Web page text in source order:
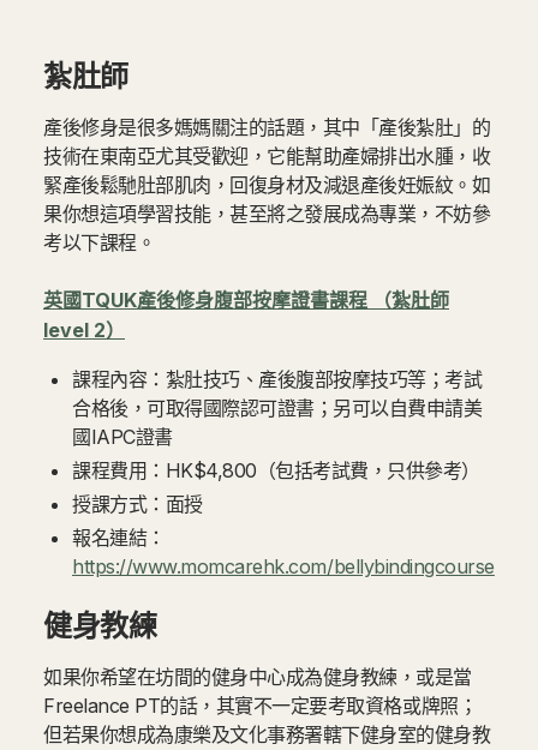
紮肚師
產後修身是很多媽媽關注的話題，其中「產後紮肚」的
技術在東南亞尤其受歡迎，它能幫助產婦排出水腫，收
緊產後鬆馳肚部肌肉，回復身材及減退產後妊娠紋。如
果你想這項學習技能，甚至將之發展成為專業，不妨參
考以下課程。
英國TQUK產後修身腹部按摩證書課程 （紮肚師
level 2）
課程內容：紮肚技巧、產後腹部按摩技巧等；考試
合格後，可取得國際認可證書；另可以自費申請美
國IAPC證書
課程費用：HK$4,800（包括考試費，只供參考）
授課方式：面授
報名連結：
https://www.momcarehk.com/bellybindingcourse
健身教練
如果你希望在坊間的健身中心成為健身教練，或是當
Freelance PT的話，其實不一定要考取資格或牌照；
但若果你想成為康樂及文化事務署轄下健身室的健身教